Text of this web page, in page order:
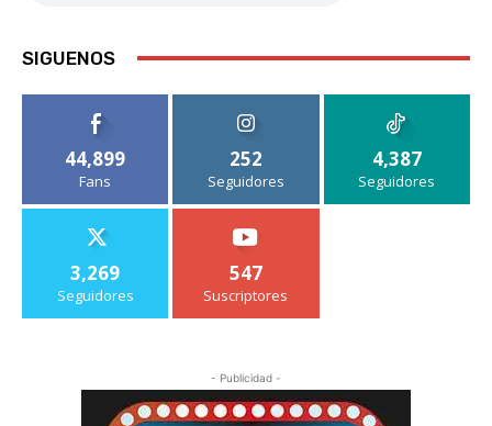
SIGUENOS
44,899
Fans
252
Seguidores
4,387
Seguidores
3,269
Seguidores
547
Suscriptores
- Publicidad -